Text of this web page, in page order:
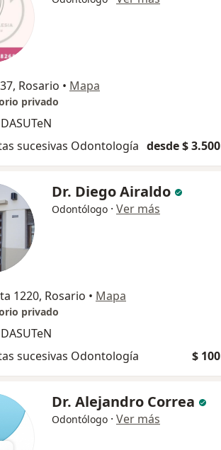
Rosario • Mapa
privado
sucesivas Odontología desde $ 3.500
Dr. Diego Airaldo
Odontólogo · Ver más
1220, Rosario • Mapa
privado
sucesivas Odontología
$ 100
Dr. Alejandro Correa
Odontólogo · Ver más